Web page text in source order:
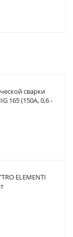
сварки
165 (150A, 0,6 -
ELEMENTI